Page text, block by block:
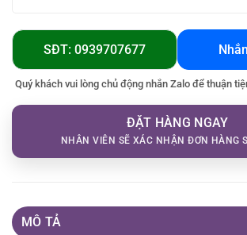
SĐT: 0939707677
Quý khách vui lòng chủ động nhắn Zalo để thuận
ĐẶT HÀNG NGAY
NHÂN VIÊN SẼ XÁC NHẬN ĐƠN HÀNG
MÔ TẢ